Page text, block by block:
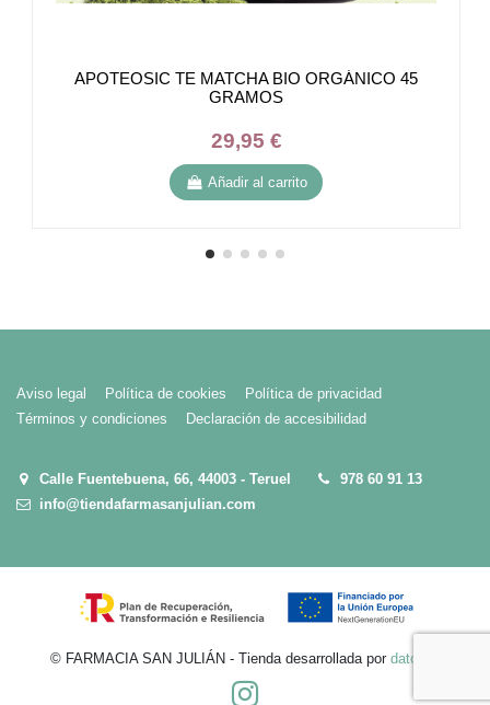
APOTEOSIC TE MATCHA BIO ORGÁNICO 45
GRAMOS
29,95 €
Añadir al carrito
Aviso legal Política de cookies
Política de privacidad
Términos y condiciones
Declaración de accesibilidad
Calle Fuentebuena, 66, 44003 - Teruel
978 60 91 13
info@tiendafarmasanjulian.com
© FARMACIA SAN JULIÁN - Tienda desarrollada por dato360